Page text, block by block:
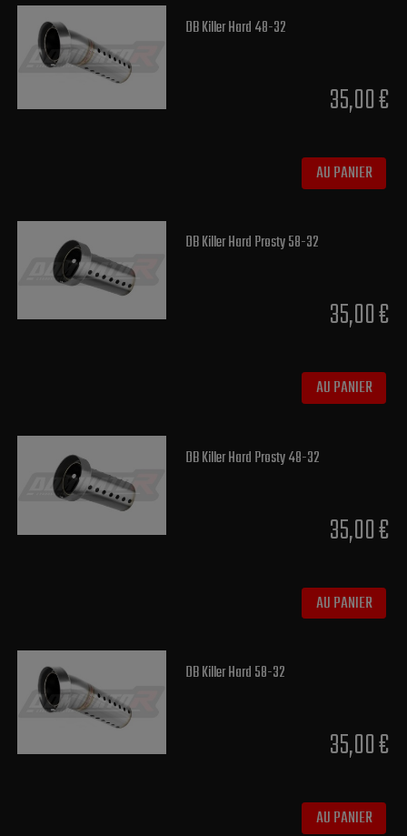
DB Killer Hard 48-32
35,00 €
AU PANIER
DB Killer Hard Prosty 58-32
35,00 €
AU PANIER
DB Killer Hard Prosty 48-32
35,00 €
AU PANIER
DB Killer Hard 58-32
35,00 €
AU PANIER